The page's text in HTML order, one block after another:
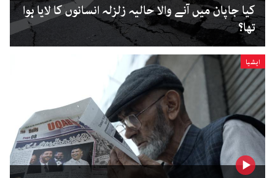
کیا جاپان میں آنے والا حالیہ زلزلہ انسانوں کا لایا ہوا
تھا؟
ایشیا